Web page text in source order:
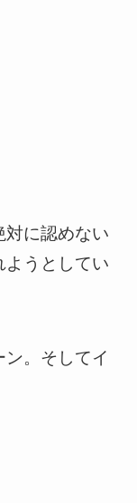
対に認めない
ようとしてい
。そしてイ